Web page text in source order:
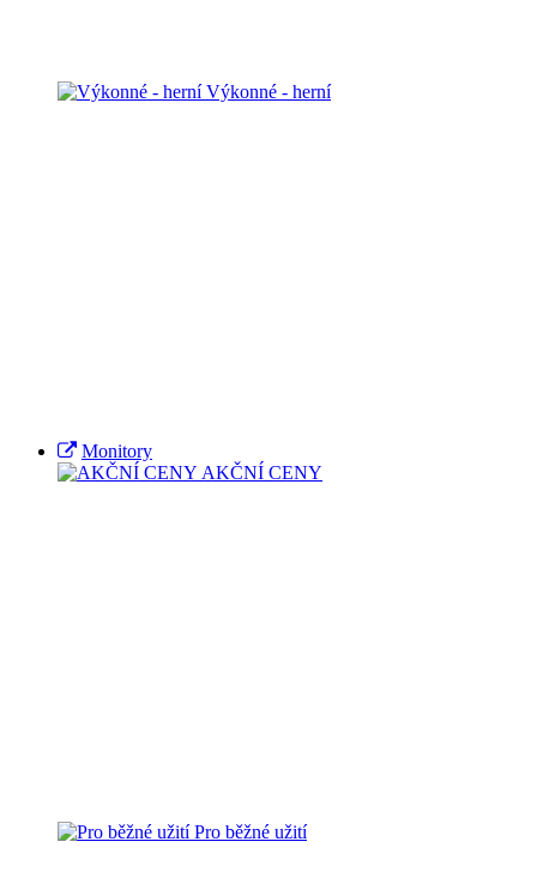
Výkonné - herní
Monitory
AKČNÍ CENY
Pro běžné užití